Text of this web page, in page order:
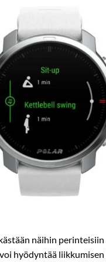
näihin
hyödyntää liikkumisen